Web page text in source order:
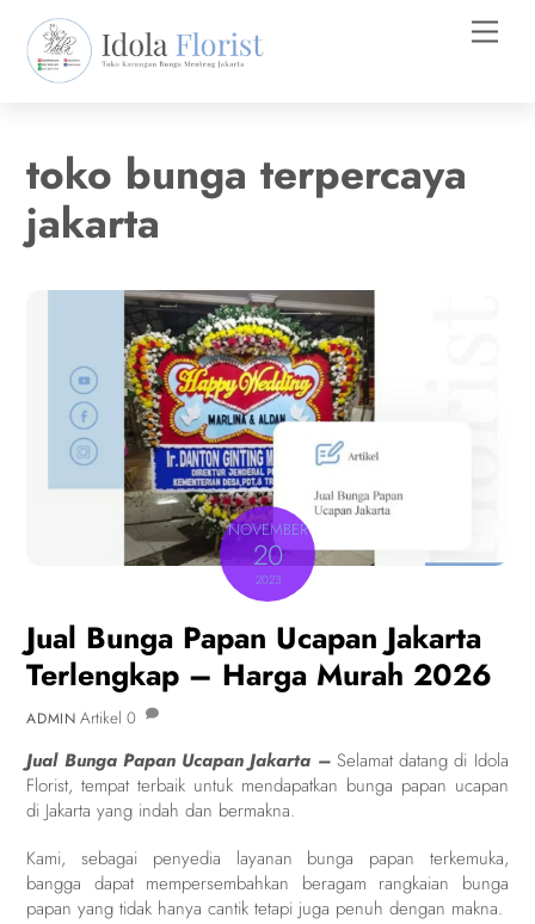
content
toko bunga terpercaya
jakarta
NOVEMBER
20
2023
Jual Bunga Papan Ucapan Jakarta
Terlengkap – Harga Murah 2026
ADMIN Artikel 0
Jual Bunga Papan Ucapan Jakarta – Selamat datang di Idola
Florist, tempat terbaik untuk mendapatkan bunga papan ucapan
di Jakarta yang indah dan bermakna.
Kami, sebagai penyedia layanan bunga papan terkemuka,
bangga dapat mempersembahkan beragam rangkaian bunga
papan yang tidak hanya cantik tetapi juga penuh dengan makna.